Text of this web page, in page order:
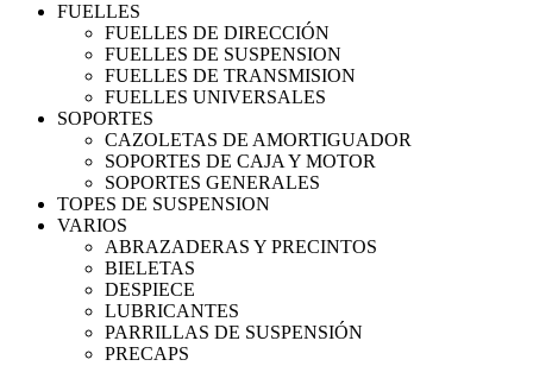
FUELLES
FUELLES DE DIRECCIÓN
FUELLES DE SUSPENSION
FUELLES DE TRANSMISION
FUELLES UNIVERSALES
SOPORTES
CAZOLETAS DE AMORTIGUADOR
SOPORTES DE CAJA Y MOTOR
SOPORTES GENERALES
TOPES DE SUSPENSION
VARIOS
ABRAZADERAS Y PRECINTOS
BIELETAS
DESPIECE
LUBRICANTES
PARRILLAS DE SUSPENSIÓN
PRECAPS